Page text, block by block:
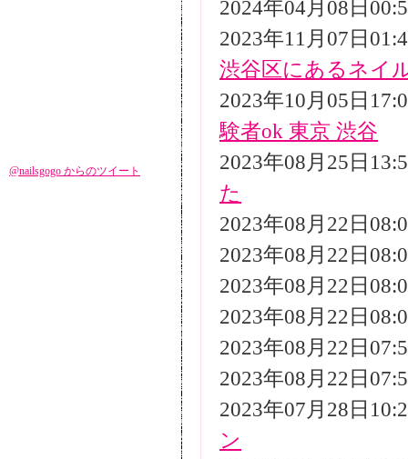
2024年04月08日
2023年11月07日
渋谷区にあるネイ
2023年10月05日
験者ok 東京 渋谷
2023年08月25日
た
2023年08月22日
2023年08月22日
2023年08月22日
2023年08月22日
2023年08月22日
2023年08月22日
2023年07月28日
ン
@nailsgogo からのツイート